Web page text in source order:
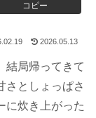
コピー
2026.05.13
結局帰ってきて
さとしょっぱさ
に炊き上がった